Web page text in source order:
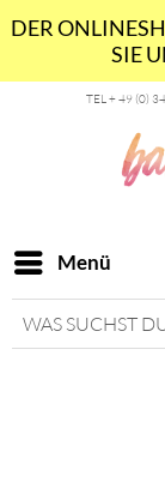
DER
SIE
TEL + 49 (0)
Menü